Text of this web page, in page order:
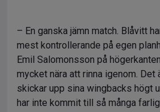
– En ganska jämn match. Blåvitt
mest kontrollerande på egen
Emil Salomonsson på
mycket nära att rinna igenom. Det
skickar upp sina wingbacks högt
har inte kommit till så många